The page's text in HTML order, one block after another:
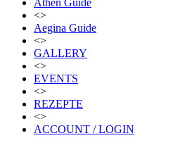
<>
Aegina Guide
<>
GALLERY
<>
EVENTS
<>
REZEPTE
<>
ACCOUNT / LOGIN